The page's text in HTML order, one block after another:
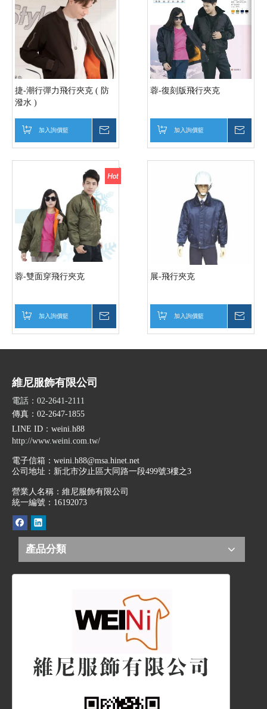
捷-潮行彈力飛行夾克 ( 防
潑水 )
加入詢價籃
蓉-復刻版飛行夾克
加入詢價籃
蓉-雙面穿飛行夾克
加入詢價籃
展-飛行夾克
加入詢價籃
維尼服飾有限公司
電話：02-2641-2111
傳真：02-2647-1855
LINE ID ：weini.h88
http://www.weini.com.tw/
電子信箱： weini.h88@msa.hinet.net
公司地址： 新北市汐止區大同路一段499號3樓之3
營業人名稱：維尼服飾有限公司
統一編號：16192073
產品分類